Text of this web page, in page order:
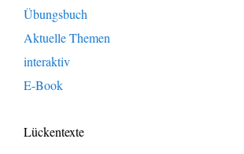
Übungsbuch
Aktuelle Themen
interaktiv
E-Book
Lückentexte